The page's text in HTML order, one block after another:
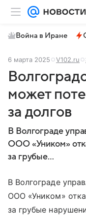
Война в Иране
6 марта 2025 V102.ru
может
за долгов
В Волгограде
ООО «Уником»
за грубые…
В Волгограде
ООО «Уником»
за грубые